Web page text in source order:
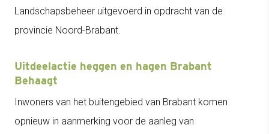
Landschapsbeheer uitgevoerd in opdracht van de
provincie Noord-Brabant.
Uitdeelactie heggen en hagen Brabant
Behaagt
Inwoners van het buitengebied van Brabant komen
opnieuw in aanmerking voor de aanleg van